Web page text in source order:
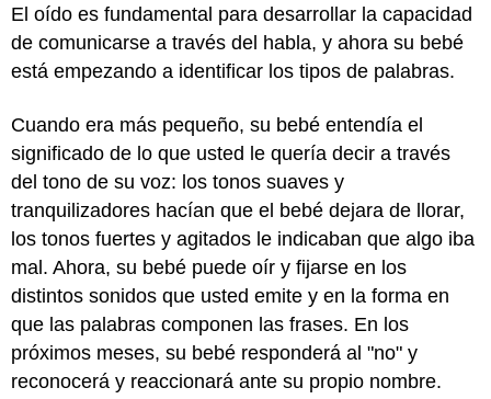
El oído es fundamental para desarrollar la capacidad
de comunicarse a través del habla, y ahora su bebé
está empezando a identificar los tipos de palabras.
Cuando era más pequeño, su bebé entendía el
significado de lo que usted le quería decir a través
del tono de su voz: los tonos suaves y
tranquilizadores hacían que el bebé dejara de llorar,
los tonos fuertes y agitados le indicaban que algo iba
mal. Ahora, su bebé puede oír y fijarse en los
distintos sonidos que usted emite y en la forma en
que las palabras componen las frases. En los
próximos meses, su bebé responderá al "no" y
reconocerá y reaccionará ante su propio nombre.